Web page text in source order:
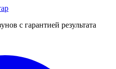
с гарантией результата